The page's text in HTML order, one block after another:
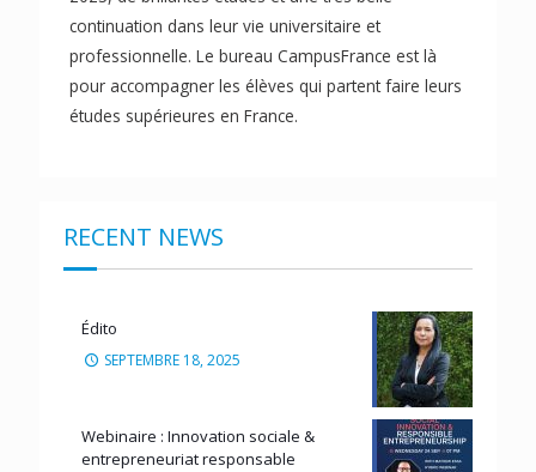
continuation dans leur vie universitaire et
professionnelle. Le bureau CampusFrance est là
pour accompagner les élèves qui partent faire leurs
études supérieures en France.
RECENT NEWS
Édito
SEPTEMBRE 18, 2025
Webinaire : Innovation sociale &
entrepreneuriat responsable